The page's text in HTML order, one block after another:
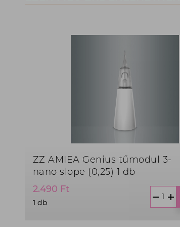
ZZ AMIEA Genius tűmodul 3-
nano slope (0,25) 1 db
Termék
2.490
2.490 Ft
1 db